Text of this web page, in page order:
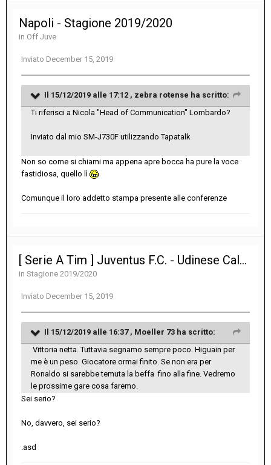
Napoli - Stagione 2019/2020
in Off Juve
Inviato December 15, 2019
Il 15/12/2019 alle 17:12 , zebra rotense ha scritto:
Ti riferisci a Nicola "Head of Communication" Lombardo?
Inviato dal mio SM-J730F utilizzando Tapatalk
Non so come si chiami ma appena apre bocca ha pure la voce
fastidiosa, quello lì
Comunque il loro addetto stampa presente alle conferenze
[ Serie A Tim ] Juventus F.C. - Udinese Calcio 3-1
in Stagione 2019/2020
Inviato December 15, 2019
Il 15/12/2019 alle 16:37 , Moeller 73 ha scritto:
Vittoria netta. Tuttavia segnamo sempre poco. Higuain per
me è un peso. Giocatore ormai finito. Se non era per
Ronaldo si sarebbe temuta la beffa fino alla fine. Vedremo
le prossime gare cosa faremo.
Sei serio?
No, davvero, sei serio?
.asd